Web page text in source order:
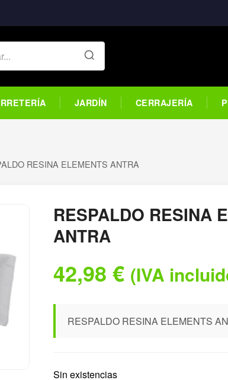
JARDÍN CERRAJERÍA
RESINA ELEMENTS ANTRA
RESPALDO RESINA
ANTRA
42,98 € (IVA
RESPALDO RESINA ELEMENTS
Sin existencias